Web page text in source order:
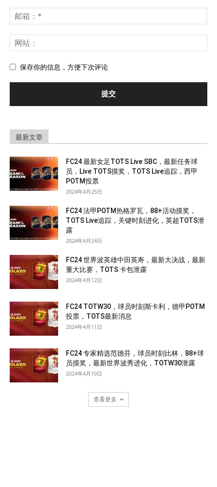
保存你的信息，方便下次评论
最新文章
FC24 最新女足TOTS Live SBC，最新任务球
员，Live TOTS摸奖，TOTS Live追踪，西甲
POTM投票
2024年4月25日
FC24 法甲POTM热格罗瓦，88+活动摸奖，
TOTS Live追踪，关键时刻进化，英超TOTS泄
露
2024年4月24日
FC24 世界波英雄中田英寿，最新大决战，最新
重大比赛，TOTS 卡包泄露
2024年4月12日
FC24 TOTW30，球员时刻斯卡利，德甲POTM
投票，TOTS最新消息
2024年4月11日
FC24 专家精选范德芬，球员时刻比林，88+球
员摸奖，最新世界波秀进化，TOTW30泄露
2024年4月10日
查看更多